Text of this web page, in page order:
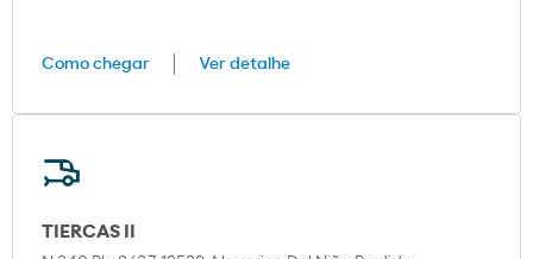
Como chegar Ver detalhe
TIERCAS II